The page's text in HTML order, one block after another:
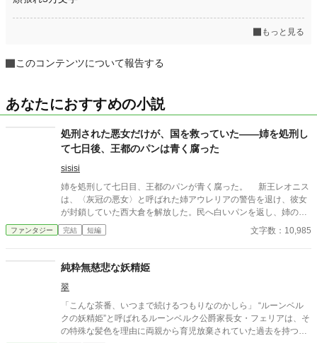
もっと見る
このコンテンツについて報告する
あなたにおすすめの小説
処刑された悪女だけが、国を救っていた――姉を処刑し
て七日後、王都のパンは青く腐った
sisisi
姉を処刑して七日目、王都のパンが青く腐った。 新王レオニス
は、〈灰冠の悪女〉と呼ばれた姉アウレリアの警告を退け、彼女
が封鎖していた西大倉を解放した。民へ白いパンを返し、姉の圧
政を終わらせる。それが正しい王の最初の仕事だと信じていた。
しかし、配られたパンの内側には青い筋が走り、口にした者た
レオニスは、王城の鐘を三度鳴らす。すると現れたのは、姉の秘
密警察だと恐れられていた〈灰衣隊〉だった。 封鎖された穀
物、焼かれた畑、外国への送金、王都から遠ざけられた軍隊。姉
の悪政とされたすべては、王国を青灰病から守るための非常措置
だった。 自分が信じたい言葉だけを選び、姉へ毒杯を渡したこ
とを知るレオニス。彼は姉が残した七つの報告書を読み、公爵の
ファンタジー 完結 短編 文字数：10,985
純粋無慈悲な妖精姫
翠
「こんな茶番、いつまで続けるつもりなのかしら」 “ルーンベル
クの妖精姫”と呼ばれるルーンベルク公爵家長女・フェリアは、そ
の特殊な髪色を理由に両親から育児放棄されていた過去を持つ。